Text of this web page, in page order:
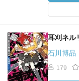
耳刈ネル
石川博品
179